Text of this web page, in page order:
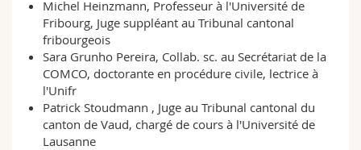
Michel Heinzmann, Professeur à l'Université de
Fribourg, Juge suppléant au Tribunal cantonal
fribourgeois
Sara Grunho Pereira, Collab. sc. au Secrétariat de la
COMCO, doctorante en procédure civile, lectrice à
l'Unifr
Patrick Stoudmann , Juge au Tribunal cantonal du
canton de Vaud, chargé de cours à l'Université de
Lausanne